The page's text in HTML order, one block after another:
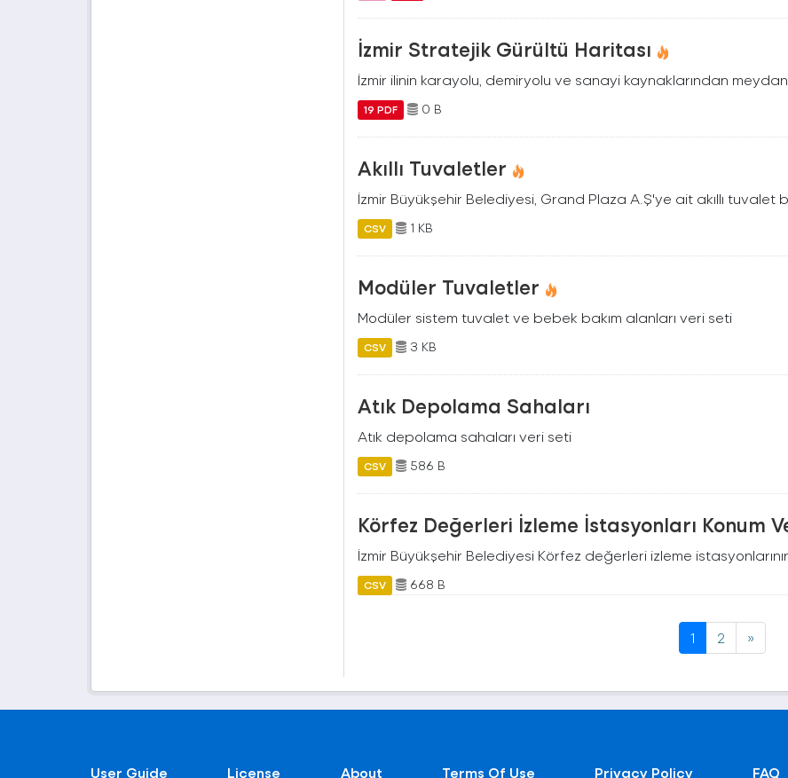
İzmir Stratejik Gürültü Haritası
İzmir ilinin karayolu, demiryolu ve sanayi kaynaklarından
19 PDF 0 B
Akıllı Tuvaletler
İzmir Büyükşehir Belediyesi, Grand Plaza A.Ş'ye ait akıllı tuvalet
CSV 1 KB
Modüler Tuvaletler
Modüler sistem tuvalet ve bebek bakım alanları veri seti
CSV 3 KB
Atık Depolama Sahaları
Atık depolama sahaları veri seti
CSV 586 B
Körfez Değerleri İzleme İstasyonları Konum
İzmir Büyükşehir Belediyesi Körfez değerleri izleme
CSV 668 B
1 2 »
User Guide License About Terms Of Use Privacy Policy FAQ